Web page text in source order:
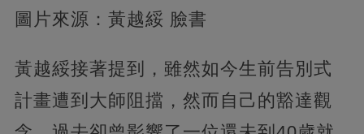
圖片來源：黃越綏 臉書
黃越綏接著提到，雖然如今生前告別式
計畫遭到大師阻擋，然而自己的豁達觀